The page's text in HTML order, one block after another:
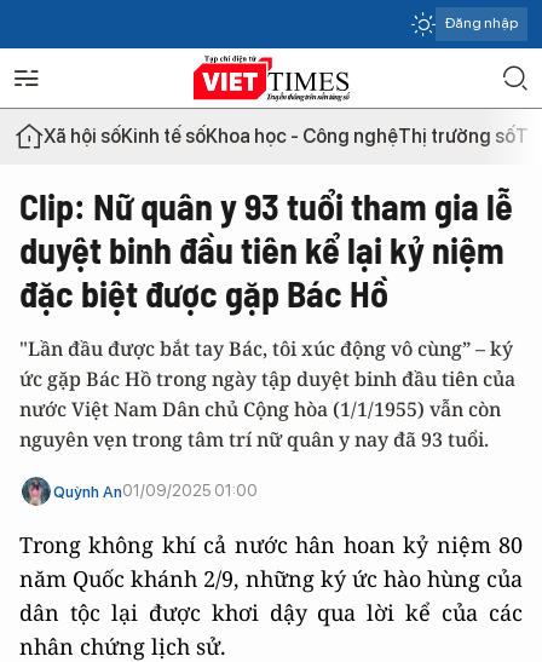
Đăng nhập
Xã hội sốKinh tế sốKhoa học - Công nghệThị trường số
Clip: Nữ quân y 93 tuổi tham gia lễ
duyệt binh đầu tiên kể lại kỷ niệm
đặc biệt được gặp Bác Hồ
"Lần đầu được bắt tay Bác, tôi xúc động vô cùng” – ký
ức gặp Bác Hồ trong ngày tập duyệt binh đầu tiên của
nước Việt Nam Dân chủ Cộng hòa (1/1/1955) vẫn còn
nguyên vẹn trong tâm trí nữ quân y nay đã 93 tuổi.
Quỳnh An01/09/2025 01:00
Trong không khí cả nước hân hoan kỷ niệm 80
năm Quốc khánh 2/9, những ký ức hào hùng của
dân tộc lại được khơi dậy qua lời kể của các
nhân chứng lịch sử.